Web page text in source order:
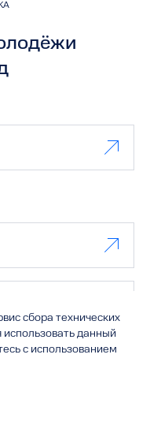
сбора технических
данный
с использованием